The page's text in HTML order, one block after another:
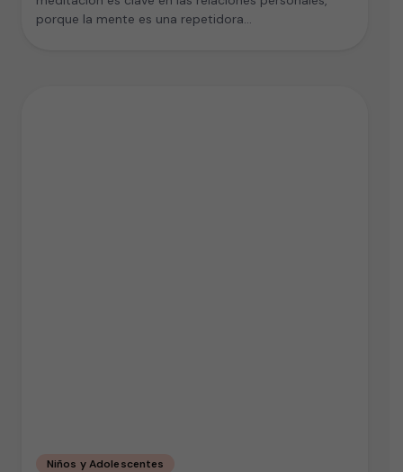
porque la mente es una repetidora…
Niños y Adolescentes